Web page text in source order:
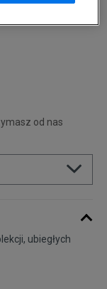
od nas
ubiegłych